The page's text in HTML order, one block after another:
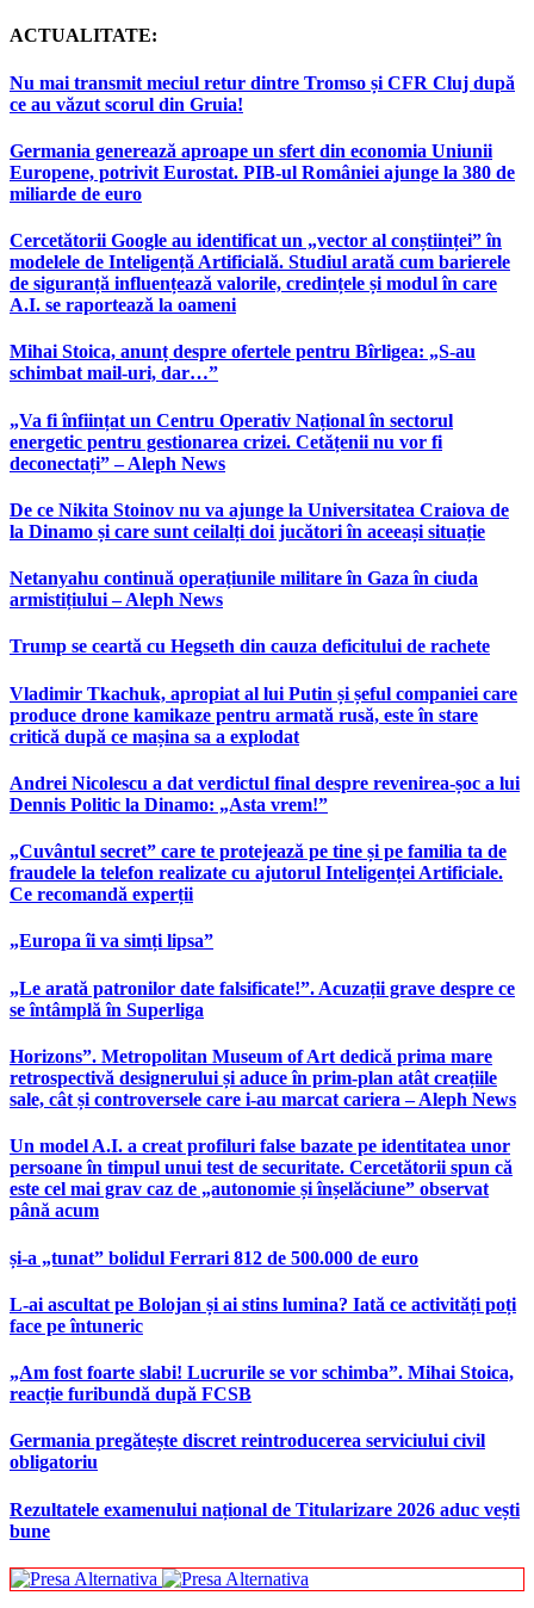
ACTUALITATE:
Nu mai transmit meciul retur dintre Tromso și CFR Cluj după
ce au văzut scorul din Gruia!
Germania generează aproape un sfert din economia Uniunii
Europene, potrivit Eurostat. PIB-ul României ajunge la 380 de
miliarde de euro
Cercetătorii Google au identificat un „vector al conștiinței” în
modelele de Inteligență Artificială. Studiul arată cum barierele
de siguranță influențează valorile, credințele și modul în care
A.I. se raportează la oameni
Mihai Stoica, anunț despre ofertele pentru Bîrligea: „S-au
schimbat mail-uri, dar…”
„Va fi înființat un Centru Operativ Național în sectorul
energetic pentru gestionarea crizei. Cetățenii nu vor fi
deconectați” – Aleph News
De ce Nikita Stoinov nu va ajunge la Universitatea Craiova de
la Dinamo și care sunt ceilalți doi jucători în aceeași situație
Netanyahu continuă operațiunile militare în Gaza în ciuda
armistițiului – Aleph News
Trump se ceartă cu Hegseth din cauza deficitului de rachete
Vladimir Tkachuk, apropiat al lui Putin și șeful companiei care
produce drone kamikaze pentru armată rusă, este în stare
critică după ce mașina sa a explodat
Andrei Nicolescu a dat verdictul final despre revenirea-șoc a lui
Dennis Politic la Dinamo: „Asta vrem!”
„Cuvântul secret” care te protejează pe tine și pe familia ta de
fraudele la telefon realizate cu ajutorul Inteligenței Artificiale.
Ce recomandă experții
„Europa îi va simți lipsa”
„Le arată patronilor date falsificate!”. Acuzații grave despre ce
se întâmplă în Superliga
Horizons”. Metropolitan Museum of Art dedică prima mare
retrospectivă designerului și aduce în prim-plan atât creațiile
sale, cât și controversele care i-au marcat cariera – Aleph News
Un model A.I. a creat profiluri false bazate pe identitatea unor
persoane în timpul unui test de securitate. Cercetătorii spun că
este cel mai grav caz de „autonomie și înșelăciune” observat
până acum
și-a „tunat” bolidul Ferrari 812 de 500.000 de euro
L-ai ascultat pe Bolojan și ai stins lumina? Iată ce activități poți
face pe întuneric
„Am fost foarte slabi! Lucrurile se vor schimba”. Mihai Stoica,
reacție furibundă după FCSB
Germania pregătește discret reintroducerea serviciului civil
obligatoriu
Rezultatele examenului național de Titularizare 2026 aduc vești
bune